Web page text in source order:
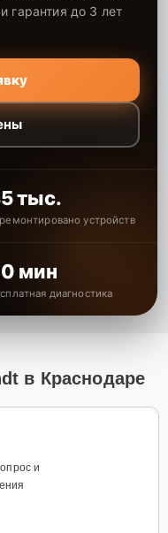
гарантия до 3 лет
тыс.
устройств
мин
диагностика
в Краснодаре
и